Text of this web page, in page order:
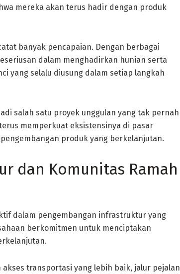
mereka akan terus hadir dengan produk
banyak pencapaian. Dengan berbagai
dalam menghadirkan hunian serta
yang selalu diusung dalam setiap langkah
salah satu proyek unggulan yang tak pernah
memperkuat eksistensinya di pasar
produk yang berkelanjutan.
dan Komunitas Ramah
dalam pengembangan infrastruktur yang
berkomitmen untuk menciptakan
transportasi yang lebih baik, jalur pejalan